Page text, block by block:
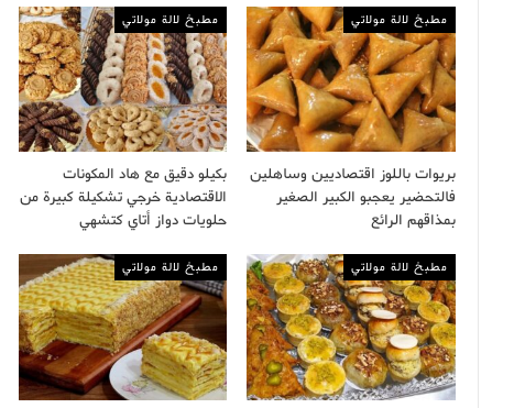
مطبخ لالة مولاتي
بريوات باللوز اقتصاديين وساهلين
فالتحضير يعجبو الكبير الصغير
بمذاقهم الرائع
مطبخ لالة مولاتي
بكيلو دقيق مع هاد المكونات
الاقتصادية خرجي تشكيلة كبيرة من
حلويات دواز أتاي كتشهي
مطبخ لالة مولاتي مطبخ لالة مولاتي